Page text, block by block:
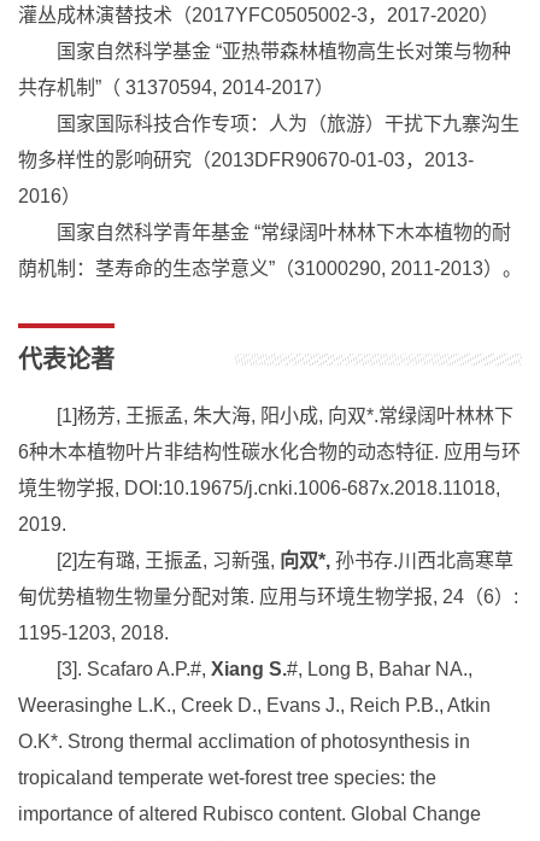
灌丛成林演替技术（2017YFC0505002-3，2017-2020）
国家自然科学基金 “亚热带森林植物高生长对策与物种
共存机制”（ 31370594, 2014-2017）
国家国际科技合作专项：人为（旅游）干扰下九寨沟生
物多样性的影响研究（2013DFR90670-01-03，2013-
2016）
国家自然科学青年基金 “常绿阔叶林林下木本植物的耐
荫机制：茎寿命的生态学意义”（31000290, 2011-2013）。
代表论著
[1]杨芳, 王振孟, 朱大海, 阳小成, 向双*.常绿阔叶林林下
6种木本植物叶片非结构性碳水化合物的动态特征. 应用与环
境生物学报, DOI:10.19675/j.cnki.1006-687x.2018.11018,
2019.
[2]左有璐, 王振孟, 习新强, 向双*, 孙书存.川西北高寒草
甸优势植物生物量分配对策. 应用与环境生物学报, 24 （6） :
1195-1203, 2018.
[3]. Scafaro A.P.#, Xiang S.#, Long B, Bahar NA.,
Weerasinghe L.K., Creek D., Evans J., Reich P.B., Atkin
O.K*. Strong thermal acclimation of photosynthesis in
tropicaland temperate wet-forest tree species: the
importance of altered Rubisco content. Global Change